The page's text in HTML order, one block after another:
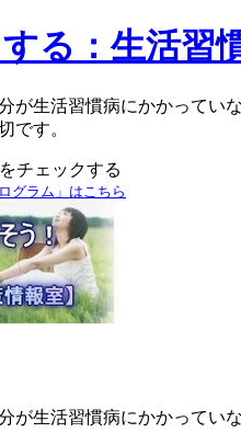
る：生活習
が生活習慣病にかかって
です。
チェックする
グラム」はこちら
が生活習慣病にかかってい